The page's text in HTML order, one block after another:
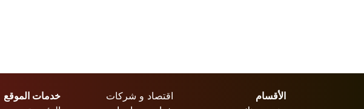
الأقسام
اقتصاد و شركات
خدمات الموقع